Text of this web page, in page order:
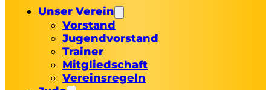
Unser Verein
Vorstand
Jugendvorstand
Trainer
Mitgliedschaft
Vereinsregeln